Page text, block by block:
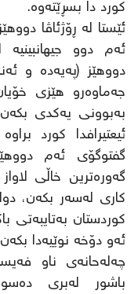
کورد دا بسڕێتەوە.
ئێستا لە ڕۆژئاڤا
ئەم دوو جیهانبینیە
دووهێز (پەیەدە و
جەماوەرو هێزی
بەبوونی یەکدی
ئیعتیرافدا کورد
گفتوگۆی ئەم
گەورەترین خاڵی
کاری لەسەر بکەن،
کوردستان بەتایبەتی
ئەو دۆخە نوێیەدا
چەلەحانەی ناو
باشور لەبری